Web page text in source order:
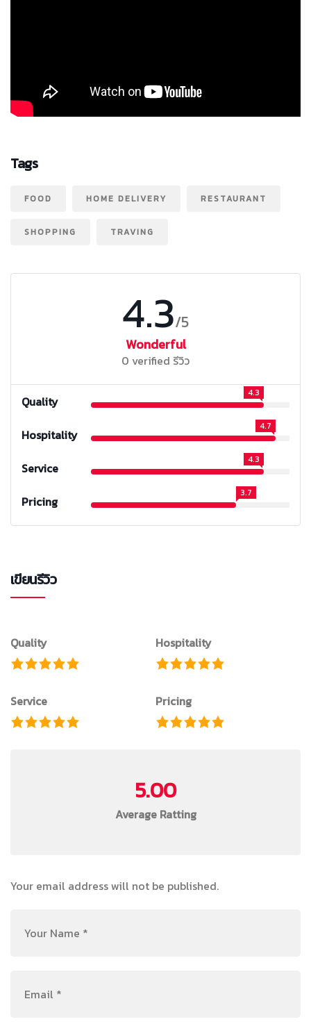
Tags
FOOD HOME DELIVERY RESTAURANT
SHOPPING TRAVING
4.3/5
Wonderful
0 verified รีวิว
Quality
4.3
Hospitality
4.7
Service
4.3
Pricing
3.7
เขียนรีวิว
Quality Hospitality
Service Pricing
5.00
Average Ratting
Your email address will not be published.